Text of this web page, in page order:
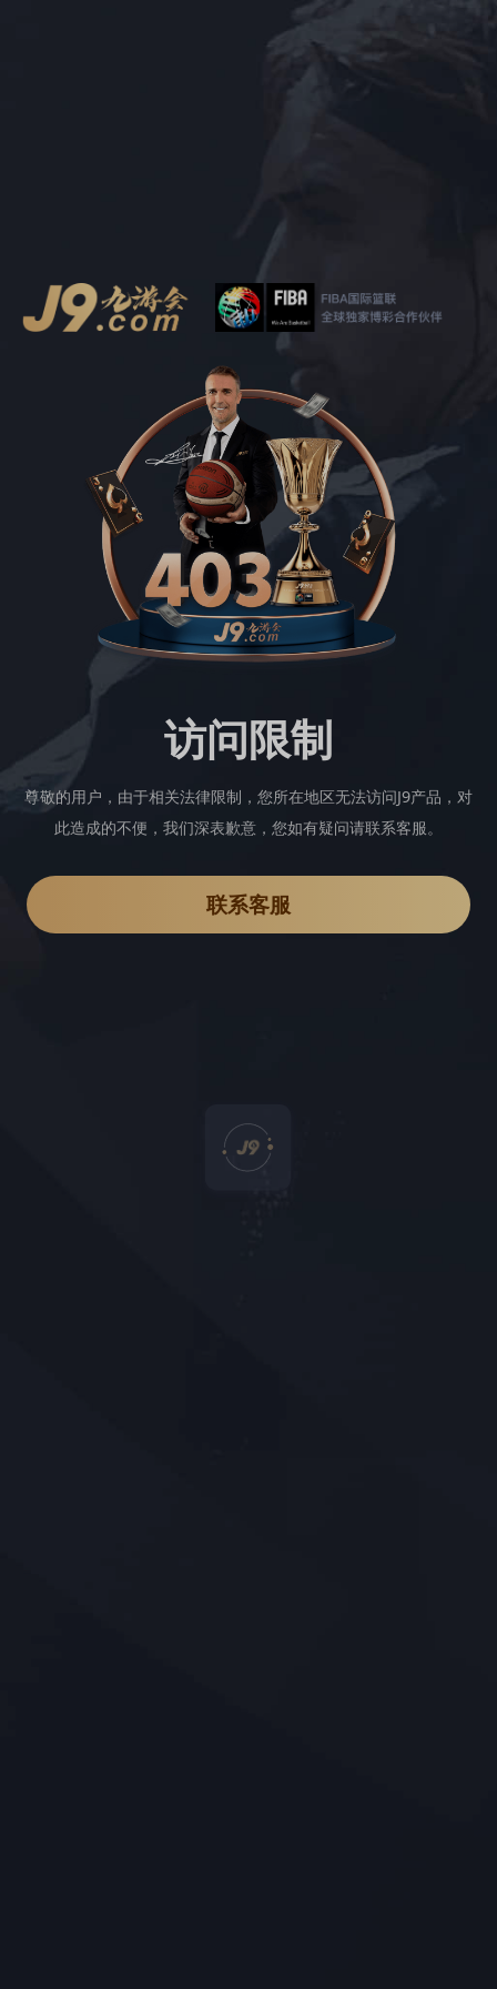
访问限制
尊敬的用户，由于相关法律限制，您所在地区无法访问J9产品，对
此造成的不便，我们深表歉意，您如有疑问请联系客服。
联系客服